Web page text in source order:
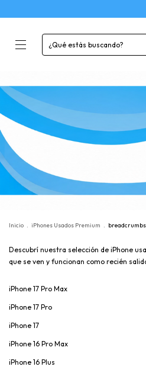
USADOS
Inicio . iPhones Usados Premium .
Descubrí nuestra selección de iPhone
que se ven y funcionan como recién
iPhone 17 Pro Max
iPhone 17 Pro
iPhone 17
iPhone 16 Pro Max
iPhone 16 Plus